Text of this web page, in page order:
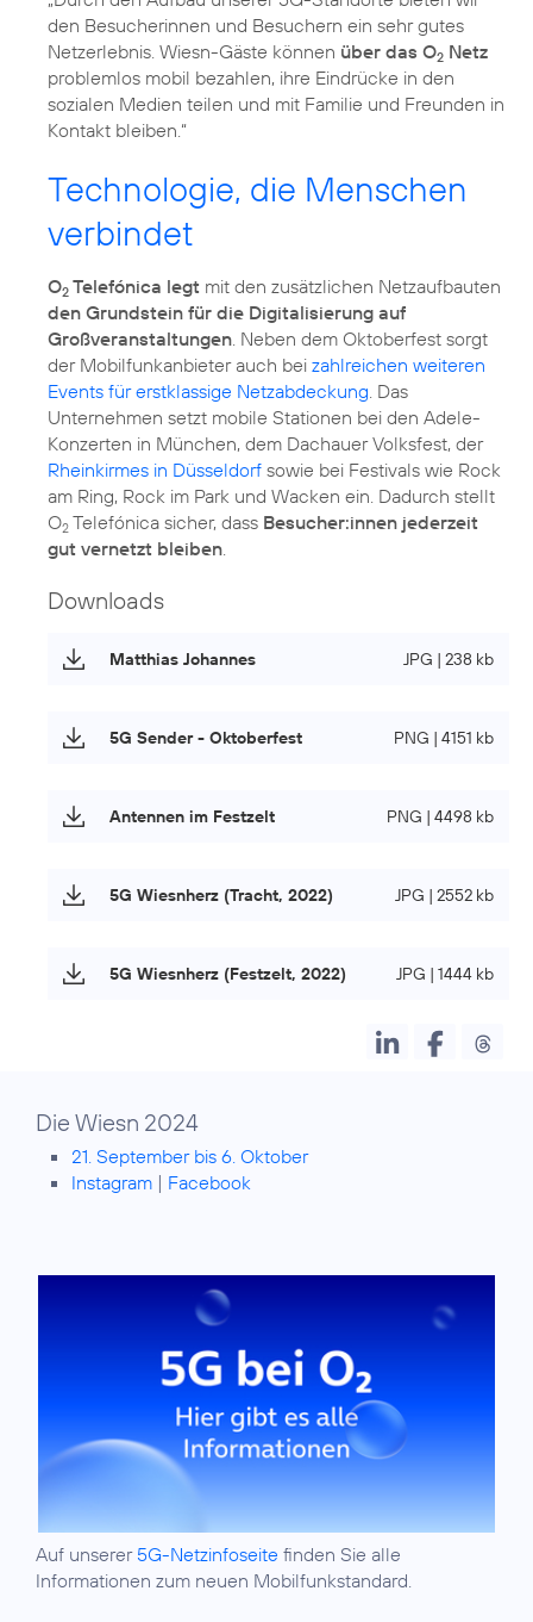
den Besucherinnen und Besuchern ein sehr gutes
Netzerlebnis. Wiesn-Gäste können über das O2 Netz
problemlos mobil bezahlen, ihre Eindrücke in den
sozialen Medien teilen und mit Familie und Freunden in
Kontakt bleiben.“
Technologie, die Menschen
verbindet
O2 Telefónica legt mit den zusätzlichen Netzaufbauten
den Grundstein für die Digitalisierung auf
Großveranstaltungen . Neben dem Oktoberfest sorgt
der Mobilfunkanbieter auch bei zahlreichen weiteren
Events für erstklassige Netzabdeckung . Das
Unternehmen setzt mobile Stationen bei den Adele-
Konzerten in München, dem Dachauer Volksfest, der
Rheinkirmes in Düsseldorf sowie bei Festivals wie Rock
am Ring, Rock im Park und Wacken ein. Dadurch stellt
O2 Telefónica sicher, dass Besucher:innen jederzeit
gut vernetzt bleiben
Downloads
Matthias Johannes JPG | 238 kb
5G Sender - Oktoberfest PNG | 4151 kb
Antennen im Festzelt PNG | 4498 kb
5G Wiesnherz (Tracht, 2022) JPG | 2552 kb
5G Wiesnherz (Festzelt, 2022) JPG | 1444 kb
Die Wiesn 2024
21. September bis 6. Oktober
Instagram | Facebook
Auf unserer 5G-Netzinfoseite finden Sie alle
Informationen zum neuen Mobilfunkstandard.